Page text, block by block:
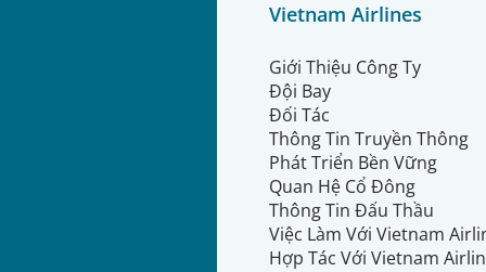
Vietnam Airlines
Giới Thiệu Công Ty
Đội Bay
Đối Tác
Thông Tin Truyền Thông
Phát Triển Bền Vững
Quan Hệ Cổ Đông
Thông Tin Đấu Thầu
Việc Làm Với Vietnam
Hợp Tác Với Vietnam